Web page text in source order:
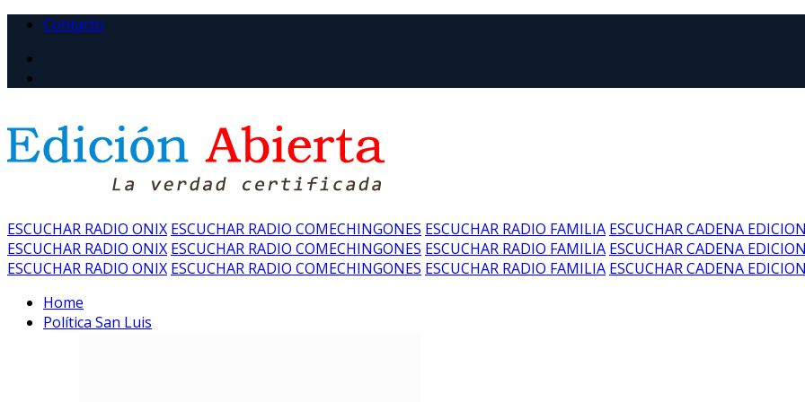
Contacto
ESCUCHAR RADIO ONIX ESCUCHAR RADIO COMECHINGONES ESCUCHAR RADIO FAMILIA ESCUCHAR CADENA
ESCUCHAR RADIO ONIX ESCUCHAR RADIO COMECHINGONES ESCUCHAR RADIO FAMILIA ESCUCHAR CADENA
ESCUCHAR RADIO ONIX ESCUCHAR RADIO COMECHINGONES ESCUCHAR RADIO FAMILIA ESCUCHAR CADENA
Home
Política San Luis